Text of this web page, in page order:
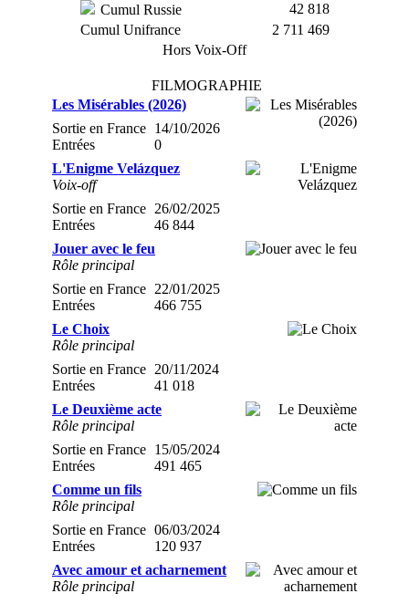
Cumul Russie
42 818
Cumul Unifrance
2 711 469
Hors Voix-Off
FILMOGRAPHIE
Les Misérables (2026)
Sortie en France
Entrées
14/10/2026
0
L'Enigme Velázquez
Voix-off
Sortie en France
Entrées
26/02/2025
46 844
Jouer avec le feu
Rôle principal
Sortie en France
Entrées
22/01/2025
466 755
Le Choix
Rôle principal
Sortie en France
Entrées
20/11/2024
41 018
Le Deuxième acte
Rôle principal
Sortie en France
Entrées
15/05/2024
491 465
Comme un fils
Rôle principal
Sortie en France
Entrées
06/03/2024
120 937
Avec amour et acharnement
Rôle principal